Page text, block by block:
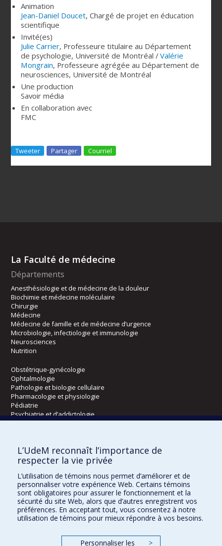
Animation
Jean-Daniel Doucet,Chargé de projet en éducation
scientifique
Invité(es)
Julie Carrier, Professeure titulaire au Département
de psychologie, Université de Montréal /Valérie
Mongrain, Professeure agrégée au Département de
neurosciences, Université de Montréal
Une production
Savoir média
En collaboration avec
FMC
Tweeter Partager Courriel
La Faculté de médecine
Départements
Anesthésiologie et de médecine de la douleur
Biochimie et médecine moléculaire
Chirurgie
Médecine
Médecine de famille et de médecine d’urgence
Microbiologie, infectiologie et immunologie
Neurosciences
Nutrition
Obstétrique-gynécologie
Ophtalmologie
Pathologie et biologie cellulaire
Pharmacologie et physiologie
Pédiatrie
Psychiatrie et d’addictologie
Radiologie, radio-oncologie et médecine nucléaire
Écoles
Orthophonie et audiologie
Réadaptation
Directions
L’UdeM reconnaît l’importance de
respecter la vie privée
L’utilisation de témoins nous permet d’améliorer et de
personnaliser votre expérience Web. Certains témoins
sont obligatoires pour assurer le fonctionnement et la
sécurité du site Web, alors que d’autres enregistrent vos
préférences. En acceptant tout, vous consentez à notre
utilisation de témoins pour mieux répondre à vos besoins.
Personnaliser les >